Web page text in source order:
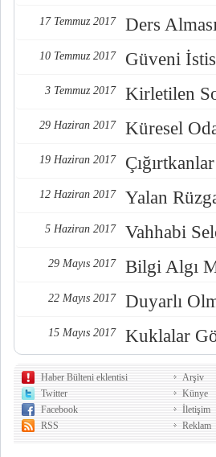
17 Temmuz 2017 Ders
10 Temmuz 2017 Güveni
3 Temmuz 2017 Kirletilen
29 Haziran 2017 Küresel
19 Haziran 2017
12 Haziran 2017 Yalan
5 Haziran 2017 Vahhabi
29 Mayıs 2017 Bilgi Algı
22 Mayıs 2017 Duyarlı
15 Mayıs 2017 Kuklalar
Haber Bülteni eklentisi
Twitter
Facebook
RSS
Arşiv
Künye
İletişim
Reklam